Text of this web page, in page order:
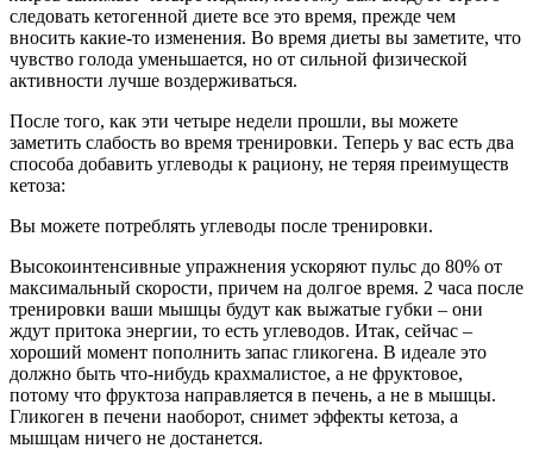
следовать кетогенной диете все это время, прежде чем
вносить какие-то изменения. Во время диеты вы заметите, что
чувство голода уменьшается, но от сильной физической
активности лучше воздерживаться.
После того, как эти четыре недели прошли, вы можете
заметить слабость во время тренировки. Теперь у вас есть два
способа добавить углеводы к рациону, не теряя преимуществ
кетоза:
Вы можете потреблять углеводы после тренировки.
Высокоинтенсивные упражнения ускоряют пульс до 80% от
максимальный скорости, причем на долгое время. 2 часа после
тренировки ваши мышцы будут как выжатые губки – они
ждут притока энергии, то есть углеводов. Итак, сейчас –
хороший момент пополнить запас гликогена. В идеале это
должно быть что-нибудь крахмалистое, а не фруктовое,
потому что фруктоза направляется в печень, а не в мышцы.
Гликоген в печени наоборот, снимет эффекты кетоза, а
мышцам ничего не достанется.